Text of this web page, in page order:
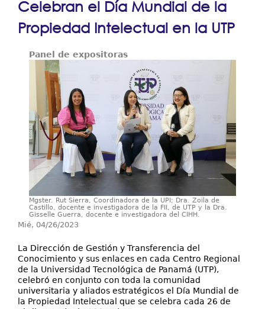
Resultados y Casos de Éxito
Centros Regionales
Contáctenos
aquí
Celebran el Día Mundial de la
Propiedad Intelectual en la UTP
Panel de expositoras
Mgster. Rut Sierra, Coordinadora de la UPI; Dra. Zoila de
Castillo, docente e investigadora de la FII, de UTP y la Dra.
Gisselle Guerra, docente e investigadora del CIHH.
Mié, 04/26/2023
La Dirección de Gestión y Transferencia del
Conocimiento y sus enlaces en cada Centro Regional
de la Universidad Tecnológica de Panamá (UTP),
celebró en conjunto con toda la comunidad
universitaria y aliados estratégicos el Día Mundial de
la Propiedad Intelectual que se celebra cada 26 de